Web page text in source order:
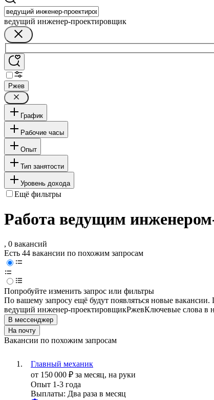
ведущий инженер-проектировщик
Ржев
График
Рабочие часы
Опыт
Тип занятости
Уровень дохода
Ещё фильтры
Работа ведущим
, 0 вакансий
Есть 44 вакансии по похожим запросам
Попробуйте изменить запрос или фильтры
По вашему запросу ещё будут появляться новые вакансии.
ведущий инженер-проектировщикРжевКлючевые слова в
В мессенджер
На почту
Вакансии по похожим запросам
Главный механик
от 150 000 ₽ за месяц, на руки
Опыт 1-3 года
Выплаты: Два раза в месяц